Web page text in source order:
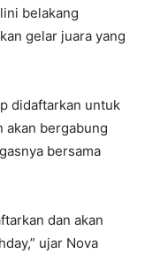
belakang
gelar juara yang
didaftarkan untuk
akan bergabung
bersama
dan akan
ujar Nova